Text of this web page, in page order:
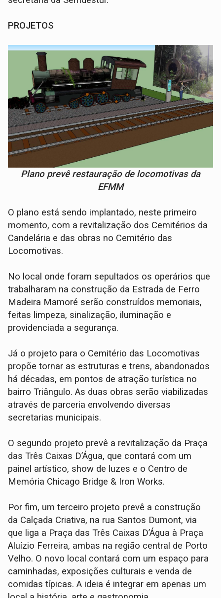
PROJETOS
Plano prevê restauração de locomotivas da
EFMM
O plano está sendo implantado, neste primeiro
momento, com a revitalização dos Cemitérios da
Candelária e das obras no Cemitério das
Locomotivas.
No local onde foram sepultados os operários que
trabalharam na construção da Estrada de Ferro
Madeira Mamoré serão construídos memoriais,
feitas limpeza, sinalização, iluminação e
providenciada a segurança.
Já o projeto para o Cemitério das Locomotivas
propõe tornar as estruturas e trens, abandonados
há décadas, em pontos de atração turística no
bairro Triângulo. As duas obras serão viabilizadas
através de parceria envolvendo diversas
secretarias municipais.
O segundo projeto prevê a revitalização da Praça
das Três Caixas D’Água, que contará com um
painel artístico, show de luzes e o Centro de
Memória Chicago Bridge & Iron Works.
Por fim, um terceiro projeto prevê a construção
da Calçada Criativa, na rua Santos Dumont, via
que liga a Praça das Três Caixas D’Água à Praça
Aluízio Ferreira, ambas na região central de Porto
Velho. O novo local contará com um espaço para
caminhadas, exposições culturais e venda de
comidas típicas. A ideia é integrar em apenas um